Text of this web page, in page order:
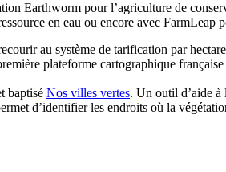
Earthworm pour l’agriculture de
en eau ou encore avec FarmLeap
au système de tarification par
plateforme cartographique
baptisé Nos villes vertes. Un outil d’aide
d’identifier les endroits où la